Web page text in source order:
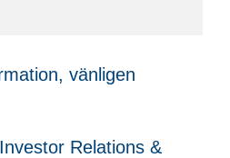
vänligen
Relations &